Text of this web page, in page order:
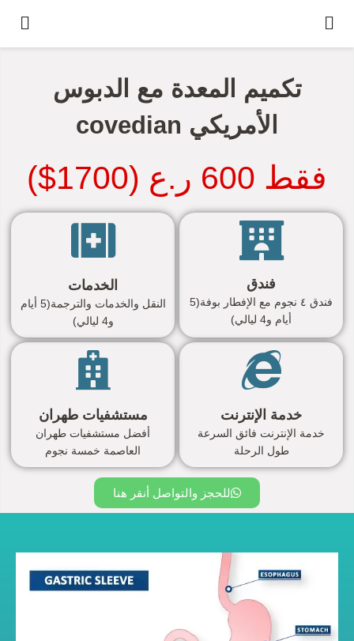
تكميم المعدة مع الدبوس
الأمريكي covedian
فقط 600 ر.ع (1700$)
فندق
فندق ٤ نجوم مع الإفطار بوفة(5
أيام و4 ليالي)
الخدمات
النقل والخدمات والترجمة(5 أيام
و4 ليالي)
خدمة الإنترنت
خدمة الإنترنت فائق السرعة
طول الرحلة
مستشفيات طهران
أفضل مستشفيات طهران
العاصمة خمسة نجوم
للحجز والتواصل أنقر هنا